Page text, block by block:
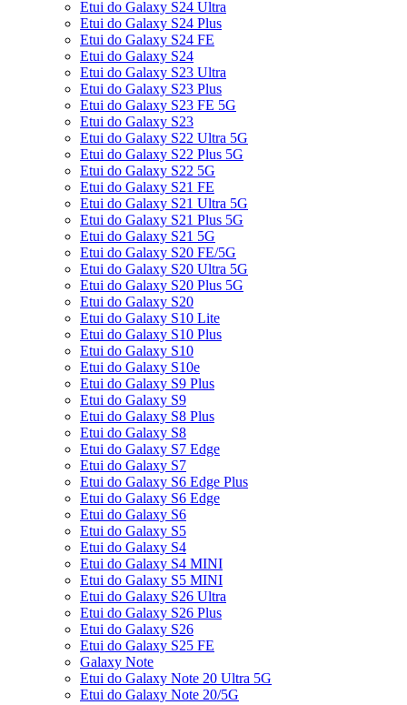
Etui do Galaxy S24 Ultra
Etui do Galaxy S24 Plus
Etui do Galaxy S24 FE
Etui do Galaxy S24
Etui do Galaxy S23 Ultra
Etui do Galaxy S23 Plus
Etui do Galaxy S23 FE 5G
Etui do Galaxy S23
Etui do Galaxy S22 Ultra 5G
Etui do Galaxy S22 Plus 5G
Etui do Galaxy S22 5G
Etui do Galaxy S21 FE
Etui do Galaxy S21 Ultra 5G
Etui do Galaxy S21 Plus 5G
Etui do Galaxy S21 5G
Etui do Galaxy S20 FE/5G
Etui do Galaxy S20 Ultra 5G
Etui do Galaxy S20 Plus 5G
Etui do Galaxy S20
Etui do Galaxy S10 Lite
Etui do Galaxy S10 Plus
Etui do Galaxy S10
Etui do Galaxy S10e
Etui do Galaxy S9 Plus
Etui do Galaxy S9
Etui do Galaxy S8 Plus
Etui do Galaxy S8
Etui do Galaxy S7 Edge
Etui do Galaxy S7
Etui do Galaxy S6 Edge Plus
Etui do Galaxy S6 Edge
Etui do Galaxy S6
Etui do Galaxy S5
Etui do Galaxy S4
Etui do Galaxy S4 MINI
Etui do Galaxy S5 MINI
Etui do Galaxy S26 Ultra
Etui do Galaxy S26 Plus
Etui do Galaxy S26
Etui do Galaxy S25 FE
Galaxy Note
Etui do Galaxy Note 20 Ultra 5G
Etui do Galaxy Note 20/5G